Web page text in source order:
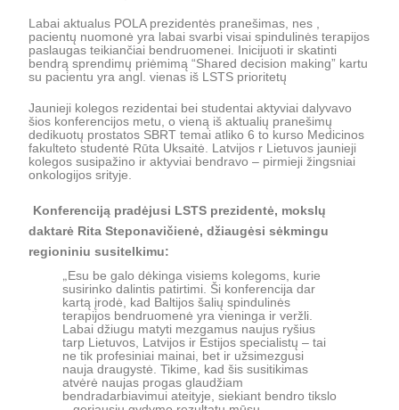
Labai aktualus POLA prezidentės pranešimas, nes ,
pacientų nuomonė yra labai svarbi visai spindulinės terapijos
paslaugas teikiančiai bendruomenei. Inicijuoti ir skatinti
bendrą sprendimų priėmimą “Shared decision making” kartu
su pacientu yra angl. vienas iš LSTS prioritetų
Jaunieji kolegos rezidentai bei studentai aktyviai dalyvavo
šios konferencijos metu, o vieną iš aktualių pranešimų
dedikuotų prostatos SBRT temai atliko 6 to kurso Medicinos
fakulteto studentė Rūta Uksaitė. Latvijos r Lietuvos jaunieji
kolegos susipažino ir aktyviai bendravo – pirmieji žingsniai
onkologijos srityje.
Konferenciją pradėjusi LSTS prezidentė, mokslų
daktarė Rita Steponavičienė, džiaugėsi sėkmingu
regioniniu susitelkimu:
„Esu be galo dėkinga visiems kolegoms, kurie
susirinko dalintis patirtimi. Ši konferencija dar
kartą įrodė, kad Baltijos šalių spindulinės
terapijos bendruomenė yra vieninga ir veržli.
Labai džiugu matyti mezgamus naujus ryšius
tarp Lietuvos, Latvijos ir Estijos specialistų – tai
ne tik profesiniai mainai, bet ir užsimezgusi
nauja draugystė. Tikime, kad šis susitikimas
atvėrė naujas progas glaudžiam
bendradarbiavimui ateityje, siekiant bendro tikslo